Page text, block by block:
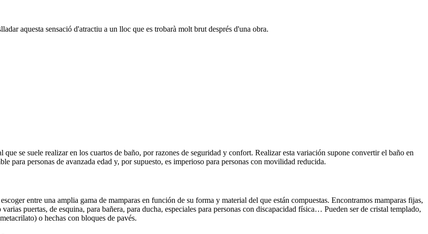
aquesta sensació d'atractiu a un lloc que es trobarà molt brut després d'una obra.
se suele realizar en los cuartos de baño, por razones de seguridad y confort. Realizar esta variación supone convertir el baño en
para personas de avanzada edad y, por supuesto, es imperioso para personas con movilidad reducida.
entre una amplia gama de mamparas en función de su forma y material del que están compuestas. Encontramos mamparas fijas,
varias puertas, de esquina, para bañera, para ducha, especiales para personas con discapacidad física… Pueden ser de cristal templado,
o hechas con bloques de pavés.